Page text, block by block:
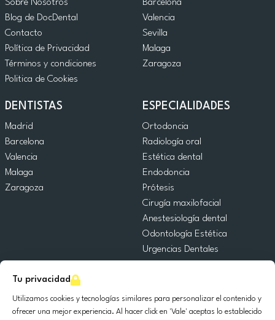
Tu privacidad
Utilizamos cookies y tecnologías similares para personalizar el contenido y
ofrecer una mejor experiencia. Al hacer click en 'Vale' aceptas lo establecido
Sobre Nosotros
Blog de DocDental
Contacto
Política de Privacidad
Términos y condiciones
Politica de Cookies
Barcelona
Valencia
Sevilla
Malaga
Zaragoza
DENTISTAS
Madrid
Barcelona
Valencia
Malaga
Zaragoza
ESPECIALIDADES
Ortodoncia
Radiología oral
Estética dental
Endodoncia
Prótesis
Cirugía maxilofacial
Anestesiología dental
Odontología Estética
Urgencias Dentales
Cirugía Oral
Implantología dental